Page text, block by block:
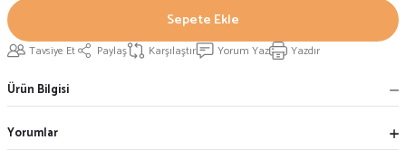
Sepete Ekle
Tavsiye Et Paylaş Karşılaştır Yorum Yaz Yazdır
Ürün Bilgisi
Yorumlar